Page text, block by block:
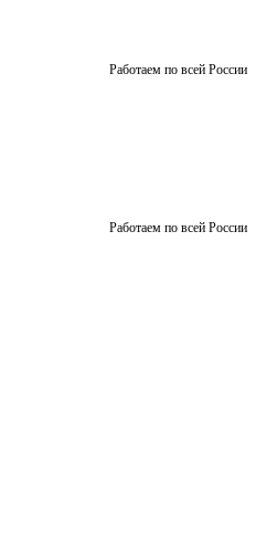
Работаем по всей России
Работаем по всей России